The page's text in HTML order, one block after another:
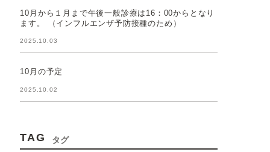
10月から１月まで午後一般診療は16：00からとなり
ます。 （インフルエンザ予防接種のため）
2025.10.03
10月の予定
2025.10.02
TAG タグ